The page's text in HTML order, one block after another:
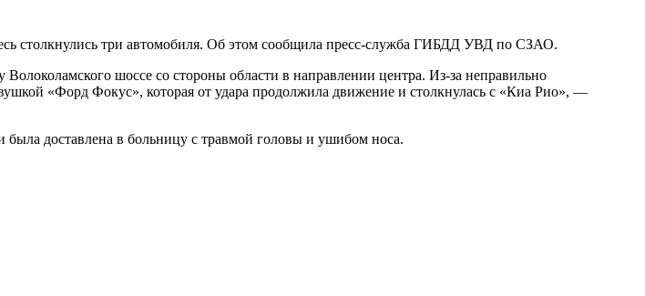
столкнулись три автомобиля. Об этом сообщила пресс-служба ГИБДД УВД по СЗАО.
шоссе со стороны области в направлении центра. Из-за неправильно
«Форд Фокус», которая от удара продолжила движение и столкнулась с «Киа Рио», —
была доставлена в больницу с травмой головы и ушибом носа.